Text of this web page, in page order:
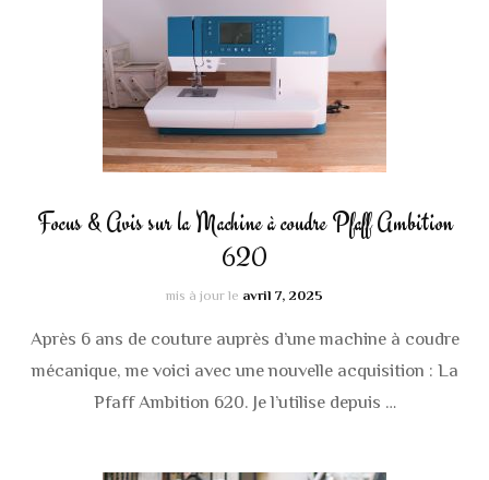
Focus & Avis sur la Machine à coudre Pfaff Ambition
620
mis à jour le avril 7, 2025
Après 6 ans de couture auprès d’une machine à coudre
mécanique, me voici avec une nouvelle acquisition : La
Pfaff Ambition 620. Je l’utilise depuis …